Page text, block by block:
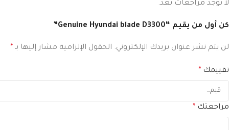
لا توجد مراجعات بعد.
كن أول من يقيم “Genuine Hyundai blade D3300”
لن يتم نشر عنوان بريدك الإلكتروني. الحقول الإلزامية مشار إليها بـ *
تقييمك *
مراجعتك *